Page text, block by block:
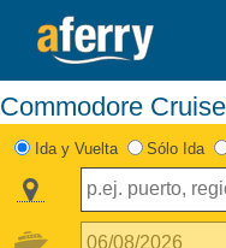
Commodore
Ida y Vuelta Sólo Ida